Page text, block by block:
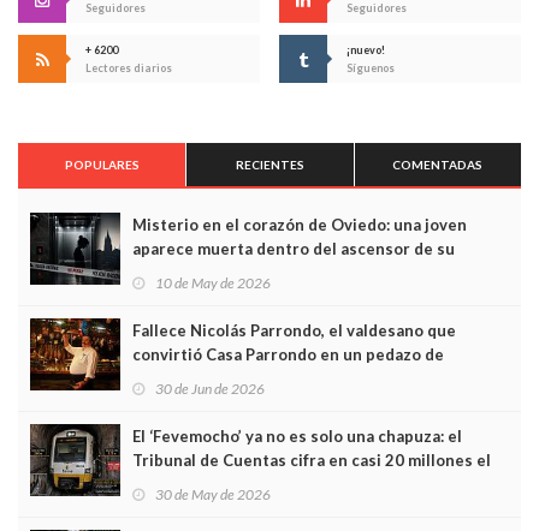
Seguidores
Seguidores
+ 6200
Lectores diarios
¡nuevo!
Síguenos
POPULARES RECIENTES COMENTADAS
Misterio en el corazón de Oviedo: una joven
aparece muerta dentro del ascensor de su
edificio y las cámaras captan sus últimos minutos
10 de May de 2026
Fallece Nicolás Parrondo, el valdesano que
convirtió Casa Parrondo en un pedazo de
Asturias en Madrid
30 de Jun de 2026
El ‘Fevemocho’ ya no es solo una chapuza: el
Tribunal de Cuentas cifra en casi 20 millones el
sobrecoste de los trenes que no cabían por los
30 de May de 2026